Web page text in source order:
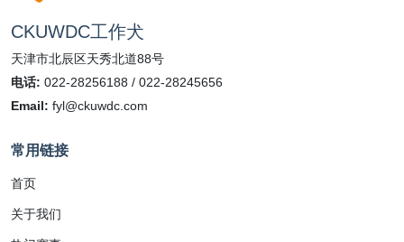
CKUWDC工作犬
天津市北辰区天秀北道88号
电话: 022-28256188 / 022-28245656
Email: fyl@ckuwdc.com
常用链接
首页
关于我们